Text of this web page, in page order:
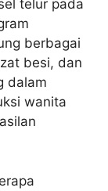
telur pada
berbagai
besi, dan
dalam
wanita